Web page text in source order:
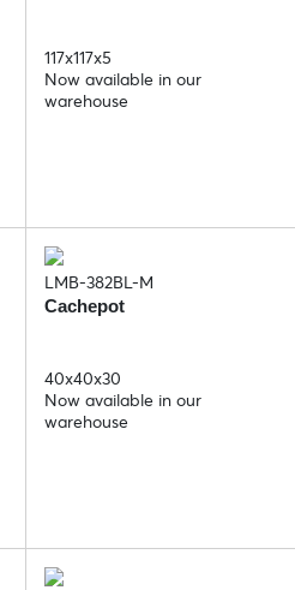
117x117x5
Now available in our
warehouse
LMB-382BL-M
Cachepot
40x40x30
Now available in our
warehouse